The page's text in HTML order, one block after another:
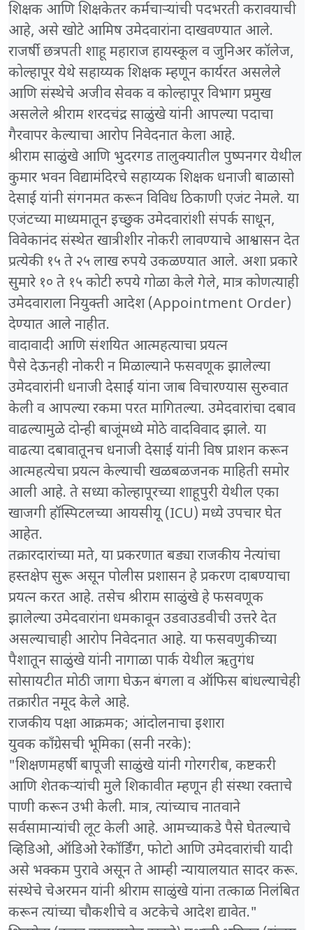
शिक्षक आणि शिक्षकेतर कर्मचाऱ्यांची पदभरती करावयाची
आहे, असे खोटे आमिष उमेदवारांना दाखवण्यात आले.
राजर्षी छत्रपती शाहू महाराज हायस्कूल व जुनिअर कॉलेज,
कोल्हापूर येथे सहाय्यक शिक्षक म्हणून कार्यरत असलेले
आणि संस्थेचे अजीव सेवक व कोल्हापूर विभाग प्रमुख
असलेले श्रीराम शरदचंद्र साळुंखे यांनी आपल्या पदाचा
गैरवापर केल्याचा आरोप निवेदनात केला आहे.
​श्रीराम साळुंखे आणि भुदरगड तालुक्यातील पुष्पनगर येथील
कुमार भवन विद्यामंदिरचे सहाय्यक शिक्षक धनाजी बाळासो
देसाई यांनी संगनमत करून विविध ठिकाणी एजंट नेमले. या
एजंटच्या माध्यमातून इच्छुक उमेदवारांशी संपर्क साधून,
विवेकानंद संस्थेत खात्रीशीर नोकरी लावण्याचे आश्वासन देत
प्रत्येकी १५ ते २५ लाख रुपये उकळण्यात आले. अशा प्रकारे
सुमारे १० ते १५ कोटी रुपये गोळा केले गेले, मात्र कोणत्याही
उमेदवाराला नियुक्ती आदेश (Appointment Order)
देण्यात आले नाहीत.
​वादावादी आणि संशयित आत्महत्याचा प्रयत्न
​पैसे देऊनही नोकरी न मिळाल्याने फसवणूक झालेल्या
उमेदवारांनी धनाजी देसाई यांना जाब विचारण्यास सुरुवात
केली व आपल्या रकमा परत मागितल्या. उमेदवारांचा दबाव
वाढल्यामुळे दोन्ही बाजूंमध्ये मोठे वादविवाद झाले. या
वाढत्या दबावातूनच धनाजी देसाई यांनी विष प्राशन करून
आत्महत्येचा प्रयत्न केल्याची खळबळजनक माहिती समोर
आली आहे. ते सध्या कोल्हापूरच्या शाहूपुरी येथील एका
खाजगी हॉस्पिटलच्या आयसीयू (ICU) मध्ये उपचार घेत
आहेत.
​तक्रारदारांच्या मते, या प्रकरणात बड्या राजकीय नेत्यांचा
हस्तक्षेप सुरू असून पोलीस प्रशासन हे प्रकरण दाबण्याचा
प्रयत्न करत आहे. तसेच श्रीराम साळुंखे हे फसवणूक
झालेल्या उमेदवारांना धमकावून उडवाउडवीची उत्तरे देत
असल्याचाही आरोप निवेदनात आहे. या फसवणुकीच्या
पैशातून साळुंखे यांनी नागाळा पार्क येथील ऋतुगंध
सोसायटीत मोठी जागा घेऊन बंगला व ऑफिस बांधल्याचेही
तक्रारीत नमूद केले आहे.
​राजकीय पक्षा आक्रमक; आंदोलनाचा इशारा
​युवक काँग्रेसची भूमिका (सनी नरके):
"शिक्षणमहर्षी बापूजी साळुंखे यांनी गोरगरीब, कष्टकरी
आणि शेतकऱ्यांची मुले शिकावीत म्हणून ही संस्था रक्ताचे
पाणी करून उभी केली. मात्र, त्यांच्याच नातवाने
सर्वसामान्यांची लूट केली आहे. आमच्याकडे पैसे घेतल्याचे
व्हिडिओ, ऑडिओ रेकॉर्डिंग, फोटो आणि उमेदवारांची यादी
असे भक्कम पुरावे असून ते आम्ही न्यायालयात सादर करू.
संस्थेचे चेअरमन यांनी श्रीराम साळुंखे यांना तत्काळ निलंबित
करून त्यांच्या चौकशीचे व अटकेचे आदेश द्यावेत."